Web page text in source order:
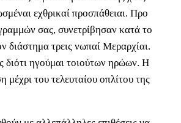
εχθρικαί προσπάθειαι. Προ
σας, συνετρίβησαν κατά το
διάστημα τρεις νωπαί Μεραρχίαι.
διότι ηγούμαι τοιούτων ηρώων. Η
του τελευταίου οπλίτου της